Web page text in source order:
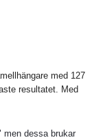
med 127
resultatet. Med
dessa brukar